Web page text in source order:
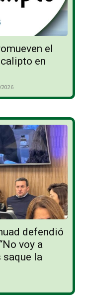
el
en
defendió
voy a
saque la